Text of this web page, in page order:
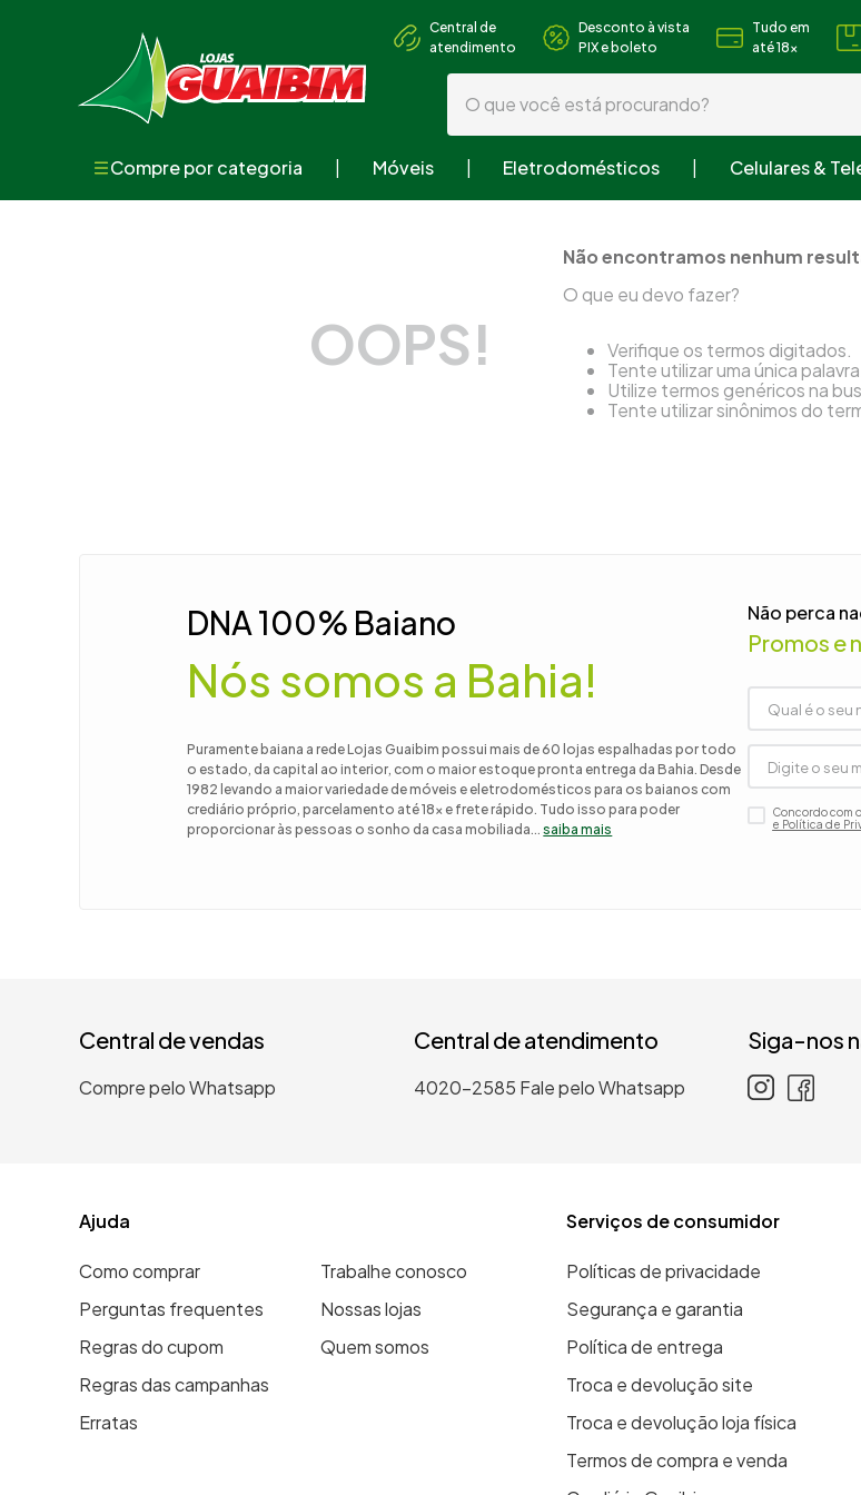
Central de
atendimento
Desconto à vista
PIX e boleto
Tudo em
até 18x
O que você está procurando?
Compre por categoria Móveis Eletrodomésticos Celulares &
OOPS!
Não encontramos nenhum
O que eu devo fazer?
Verifique os termos digitados.
Tente utilizar uma única
Utilize termos genéricos na
Tente utilizar sinônimos do
DNA 100% Baiano
Nós somos a Bahia!
Puramente baiana a rede Lojas Guaibim possui mais de 60 lojas espalhadas por todo
o estado, da capital ao interior, com o maior estoque pronta entrega da Bahia. Desde
1982 levando a maior variedade de móveis e eletrodomésticos para os baianos com
crediário próprio, parcelamento até 18x e frete rápido. Tudo isso para poder
proporcionar às pessoas o sonho da casa mobiliada...saiba mais
Não perca
Promos e
Concordo com
e Política de
Central de vendas
Compre pelo Whatsapp
Central de atendimento
4020-2585 Fale pelo Whatsapp
Siga-nos
Ajuda
Como comprar
Perguntas frequentes
Regras do cupom
Regras das campanhas
Erratas
Trabalhe conosco
Nossas lojas
Quem somos
Serviços de consumidor
Políticas de privacidade
Segurança e garantia
Política de entrega
Troca e devolução site
Troca e devolução loja física
Termos de compra e venda
Termos mais buscados
4º
sofá